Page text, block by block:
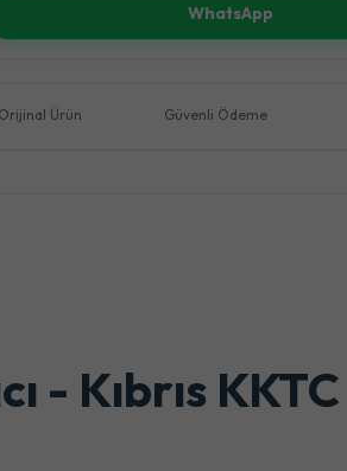
WhatsApp
Orijinal Ürün Güvenli Ödeme
- Kıbrıs KKTC